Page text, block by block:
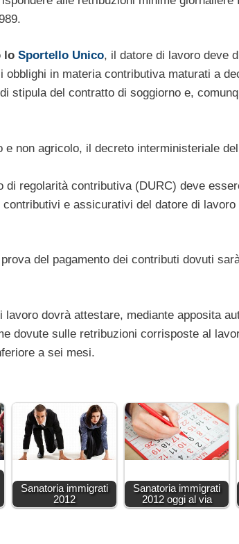
lo Sportello Unico, il datore di lavoro deve
in materia contributiva maturati a
stipula del contratto di soggiorno e,
non agricolo, il decreto interministeriale
regolarità contributiva (DURC) deve
e assicurativi del datore di lavoro
del pagamento dei contributi dovuti
dovrà attestare, mediante apposita
dovute sulle retribuzioni corrisposte al
a sei mesi.
Sanatoria immigrati
2012
Sanatoria immigrati
2012 oggi al via